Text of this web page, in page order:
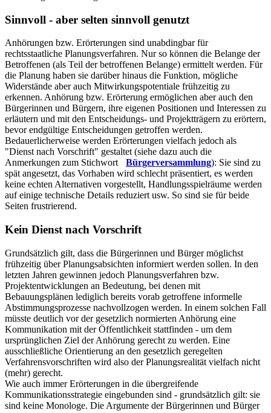
Sinnvoll - aber selten sinnvoll genutzt
Anhörungen bzw. Erörterungen sind unabdingbar für
rechtsstaatliche Planungsverfahren. Nur so können die Belange der
Betroffenen (als Teil der betroffenen Belange) ermittelt werden. Für
die Planung haben sie darüber hinaus die Funktion, mögliche
Widerstände aber auch Mitwirkungspotentiale frühzeitig zu
erkennen. Anhörung bzw. Erörterung ermöglichen aber auch den
Bürgerinnen und Bürgern, ihre eigenen Positionen und Interessen zu
erläutern und mit den Entscheidungs- und Projektträgern zu erörtern,
bevor endgültige Entscheidungen getroffen werden.
Bedauerlicherweise werden Erörterungen vielfach jedoch als
"Dienst nach Vorschrift" gestaltet (siehe dazu auch die
Anmerkungen zum Stichwort
Bürgerversammlung): Sie sind zu
spät angesetzt, das Vorhaben wird schlecht präsentiert, es werden
keine echten Alternativen vorgestellt, Handlungsspielräume werden
auf einige technische Details reduziert usw. So sind sie für beide
Seiten frustrierend.
Kein Dienst nach Vorschrift
Grundsätzlich gilt, dass die Bürgerinnen und Bürger möglichst
frühzeitig über Planungsabsichten informiert werden sollen. In den
letzten Jahren gewinnen jedoch Planungsverfahren bzw.
Projektentwicklungen an Bedeutung, bei denen mit
Bebauungsplänen lediglich bereits vorab getroffene informelle
Abstimmungsprozesse nachvollzogen werden. In einem solchen Fall
müsste deutlich vor der gesetzlich normierten Anhörung eine
Kommunikation mit der Öffentlichkeit stattfinden - um dem
ursprünglichen Ziel der Anhörung gerecht zu werden. Eine
ausschließliche Orientierung an den gesetzlich geregelten
Verfahrensvorschriften wird also der Planungsrealität vielfach nicht
(mehr) gerecht.
Wie auch immer Erörterungen in die übergreifende
Kommunikationsstrategie eingebunden sind - grundsätzlich gilt: sie
sind keine Monologe. Die Argumente der Bürgerinnen und Bürger